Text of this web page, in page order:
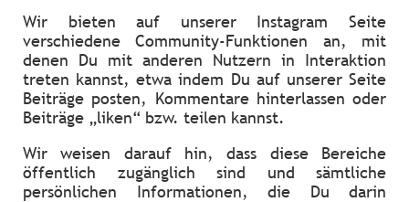
Wir bieten auf unserer Instagram Seite
verschiedene Community-Funktionen an, mit
denen Du mit anderen Nutzern in Interaktion
treten kannst, etwa indem Du auf unserer Seite
Beiträge posten, Kommentare hinterlassen oder
Beiträge „liken“ bzw. teilen kannst.
Wir weisen darauf hin, dass diese Bereiche
öffentlich zugänglich sind und sämtliche
persönlichen Informationen, die Du darin